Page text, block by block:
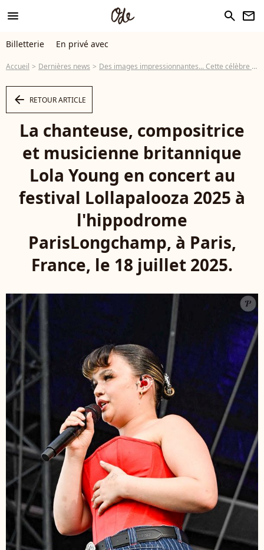
menu search newsletter
Billetterie En privé avec
Accueil Dernières news Des images impressionnantes... Cette célèbre chanteuse qui a signé l'un des plus gros tubes de l'année perd connaissance sur scène
arrow_left RETOUR ARTICLE
La chanteuse, compositrice
et musicienne britannique
Lola Young en concert au
festival Lollapalooza 2025 à
l'hippodrome
ParisLongchamp, à Paris,
France, le 18 juillet 2025.